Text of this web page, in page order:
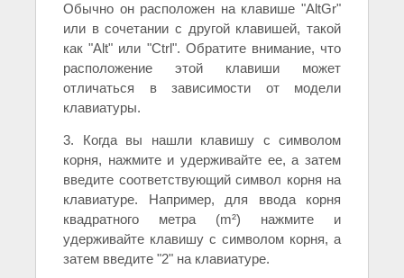
Обычно он расположен на клавише "AltGr"
или в сочетании с другой клавишей, такой
как "Alt" или "Ctrl". Обратите внимание, что
расположение этой клавиши может
отличаться в зависимости от модели
клавиатуры.
3. Когда вы нашли клавишу с символом
корня, нажмите и удерживайте ее, а затем
введите соответствующий символ корня на
клавиатуре. Например, для ввода корня
квадратного метра (m²) нажмите и
удерживайте клавишу с символом корня, а
затем введите "2" на клавиатуре.